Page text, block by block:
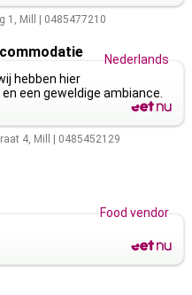
1 , Mill 0485477210
Nederlands
hebben hier
een geweldige ambiance.
4, Mill 0485452129
Food vendor